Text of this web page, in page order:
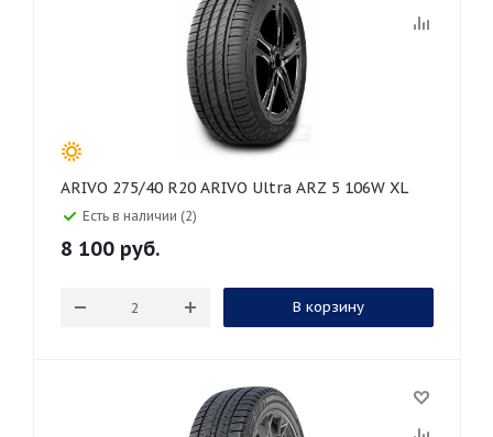
ARIVO 275/40 R20 ARIVO Ultra ARZ 5 106W XL
Есть в наличии (2)
8 100 руб.
В корзину